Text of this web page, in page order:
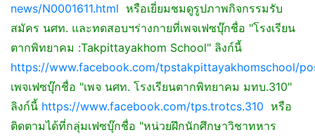
news/N0001611.html หรือเยี่ยมชมดูรูปภาพกิจกรรมรับ
สมัคร นศท. และทดสอบฯร่างกายที่เพจเฟซบุ๊กชื่อ "โรงเรียน
ตากพิทยาคม :Takpittayakhom School" ลิงก์นี้
https://www.facebook.com/tpstakpittayakhomschool/
เพจเฟซบุ๊กชื่อ "เพจ นศท. โรงเรียนตากพิทยาคม มทบ.310"
ลิงก์นี้ https://www.facebook.com/tps.trotcs.310 หรือ
ติดตามได้ที่กลุ่มเฟซบุ๊กชื่อ "หน่วยฝึกนักศึกษาวิชาทหาร